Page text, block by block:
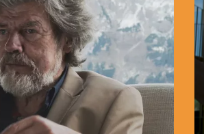
MESSNER